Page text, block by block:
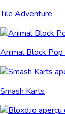
Tile Adventure
Animal Block Pop
Smash Karts